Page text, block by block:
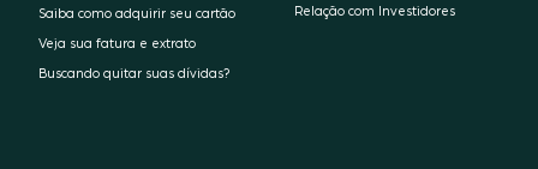
Saiba como adquirir seu cartão
Veja sua fatura e extrato
Buscando quitar suas dívidas?
Relação com Investidores